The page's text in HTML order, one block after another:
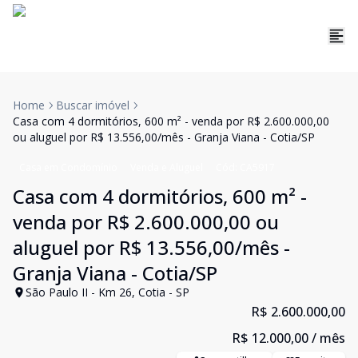
Home
Buscar imóvel
Casa com 4 dormitórios, 600 m² - venda por R$ 2.600.000,00
ou aluguel por R$ 13.556,00/mês - Granja Viana - Cotia/SP
Casa com 4 dormitórios, 600 m² -
venda por R$ 2.600.000,00 ou
aluguel por R$ 13.556,00/mês -
Granja Viana - Cotia/SP
São Paulo II - Km 26, Cotia - SP
R$ 2.600.000,00
R$ 12.000,00/ mês